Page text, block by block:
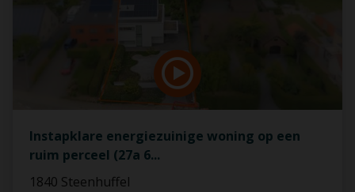
Instapklare energiezuinige woning op een
ruim perceel (27a 6...
1840 Steenhuffel